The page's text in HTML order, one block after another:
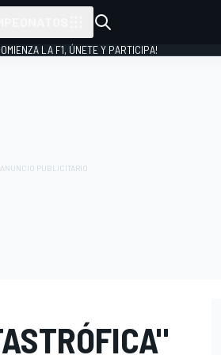
LA F1, ÚNETE Y PARTICIPA!